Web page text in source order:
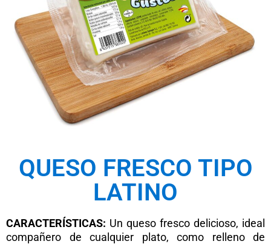
QUESO FRESCO TIPO
LATINO
CARACTERÍSTICAS: Un queso fresco delicioso, ideal
compañero de cualquier plato, como relleno de